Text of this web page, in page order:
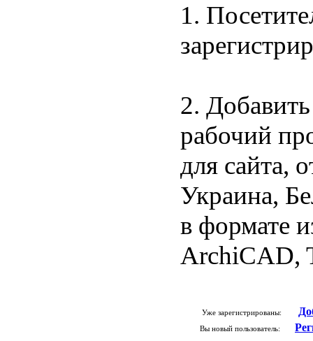
1.
2.
рабочий
для сайта,
Украина,
в формате
ArchiCAD,
Уже зарегистрированы:
Вы новый пользователь: